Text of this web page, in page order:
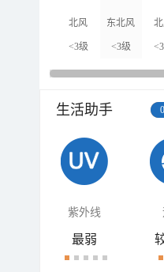
北风
<3级
东北风
<3级
生活助手
紫外线
最弱